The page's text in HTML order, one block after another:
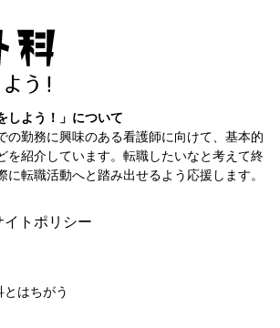
しよう！」について
の勤務に興味のある看護師に向けて、基本的
を紹介しています。転職したいなと考えて終
に転職活動へと踏み出せるよう応援します。
イトポリシー
はちがう